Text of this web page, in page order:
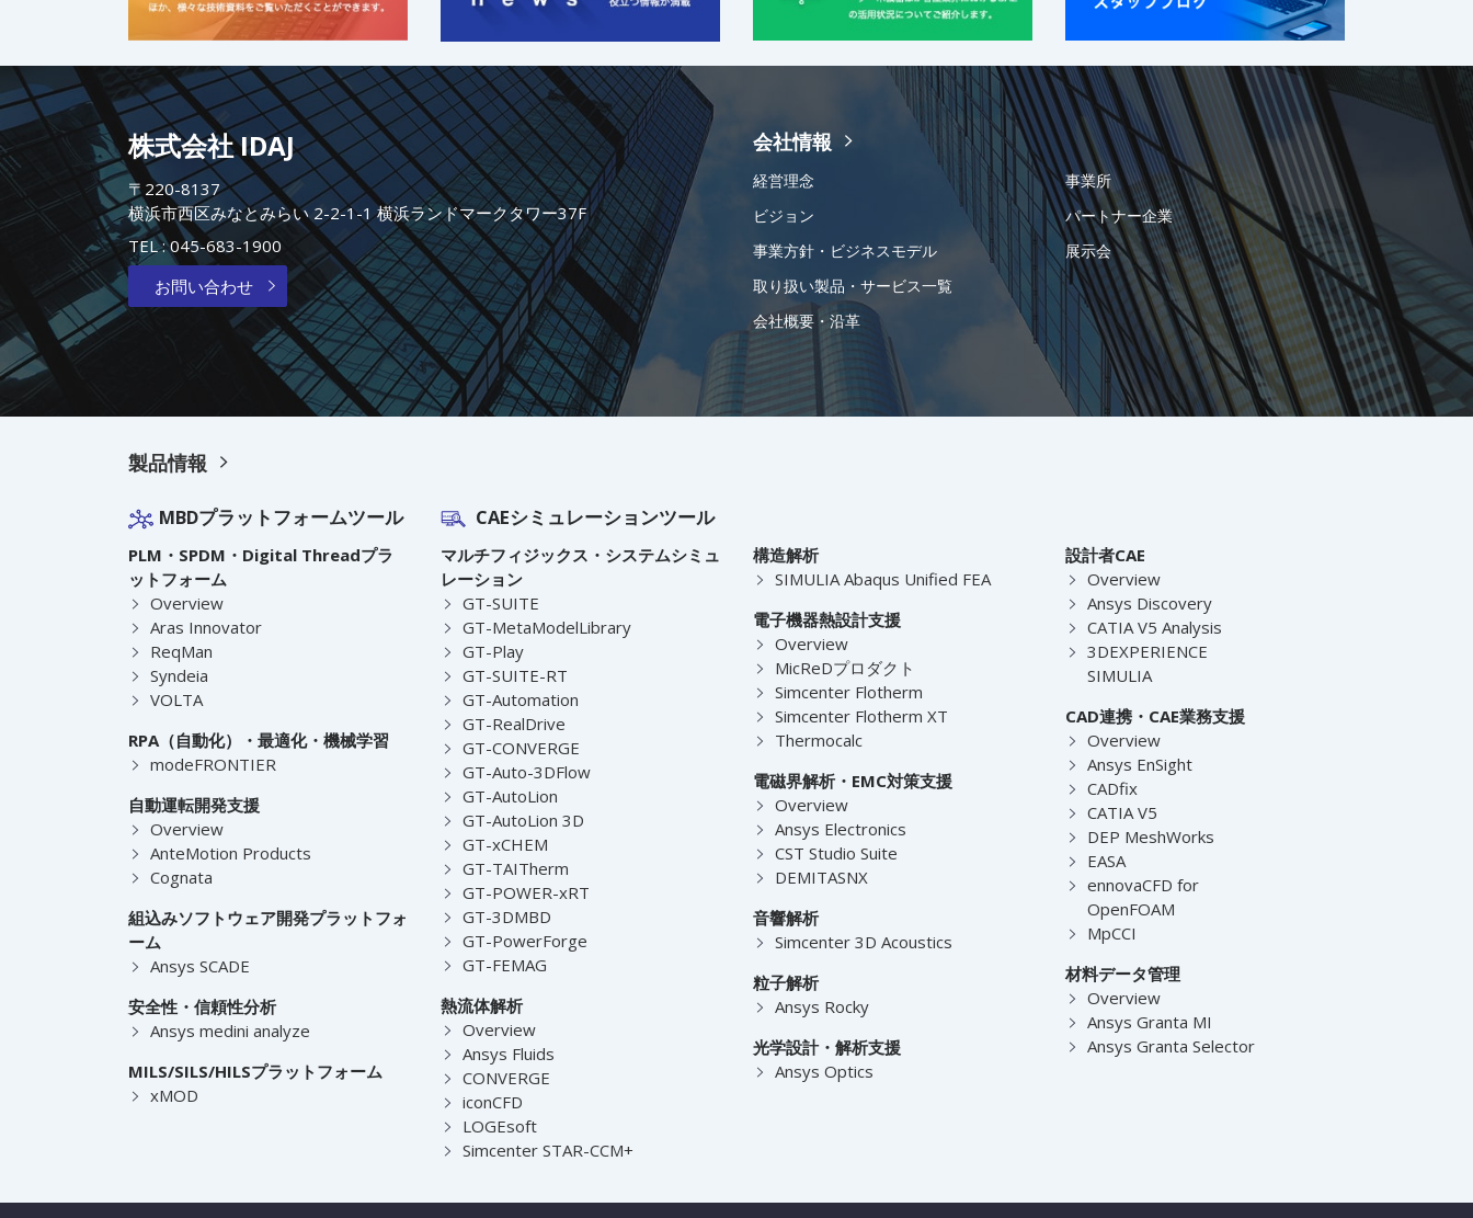
株式会社 IDAJ
〒220-8137
横浜市西区みなとみらい 2-2-1-1 横浜ランドマークタワー37F
TEL :045-683-1900
お問い合わせ
会社情報
経営理念
ビジョン
事業方針・ビジネスモデル
取り扱い製品・サービス一覧
会社概要・沿革
事業所
パートナー企業
展示会
製品情報
MBDプラットフォームツール
PLM・SPDM・Digital Threadプラ
ットフォーム
Overview
Aras Innovator
ReqMan
Syndeia
VOLTA
RPA（自動化）・最適化・機械学習
modeFRONTIER
自動運転開発支援
Overview
AnteMotion Products
Cognata
組込みソフトウェア開発プラットフォ
ーム
Ansys SCADE
安全性・信頼性分析
Ansys medini analyze
MILS/SILS/HILSプラットフォーム
xMOD
CAEシミュレーションツール
マルチフィジックス・システムシミュ
レーション
GT-SUITE
GT-MetaModelLibrary
GT-Play
GT-SUITE-RT
GT-Automation
GT-RealDrive
GT-CONVERGE
GT-Auto-3DFlow
GT-AutoLion
GT-AutoLion 3D
GT-xCHEM
GT-TAITherm
GT-POWER-xRT
GT-3DMBD
GT-PowerForge
GT-FEMAG
熱流体解析
Overview
Ansys Fluids
CONVERGE
iconCFD
LOGEsoft
Simcenter STAR-CCM+
構造解析
SIMULIA Abaqus Unified FEA
電子機器熱設計支援
Overview
MicReDプロダクト
Simcenter Flotherm
Simcenter Flotherm XT
Thermocalc
電磁界解析・EMC対策支援
Overview
Ansys Electronics
CST Studio Suite
DEMITASNX
音響解析
Simcenter 3D Acoustics
粒子解析
Ansys Rocky
光学設計・解析支援
Ansys Optics
設計者CAE
Overview
Ansys Discovery
CATIA V5 Analysis
3DEXPERIENCE
SIMULIA
CAD連携・CAE業務支援
Overview
Ansys EnSight
CADfix
CATIA V5
DEP MeshWorks
EASA
ennovaCFD for
OpenFOAM
MpCCI
材料データ管理
Overview
Ansys Granta MI
Ansys Granta Selector